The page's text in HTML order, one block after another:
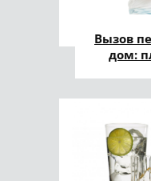
Вызов
дом: